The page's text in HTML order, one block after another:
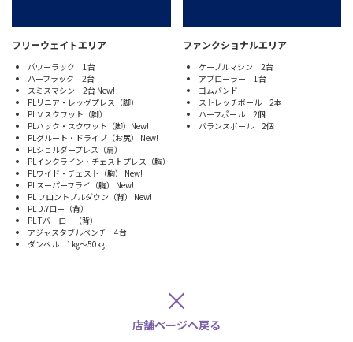
フリーウェイトエリア
パワーラック 1台
ハーフラック 2台
スミスマシン 2台 New!
PLリニア・レッグプレス（脚）
PLⅤスクワット（脚）
PLハック・スクワット（脚）New!
PLグルート・ドライブ（お尻） New!
PLショルダープレス（肩）
PLインクライン・チェストプレス（胸）
PLワイド・チェスト（胸） New!
PLスーパーフライ（胸） New!
PL フロントプルダウン（背） New!
PL D.Yロー（背）
PL Tバーロー（背）
アジャスタブルベンチ 4台
ダンベル 1㎏～50㎏
ファンクショナルエリア
ケーブルマシン 2台
アブローラー 1台
ゴムバンド
ストレッチポール 2本
ハーフポール 2個
バランスボール 2個
×
店舗ページへ戻る